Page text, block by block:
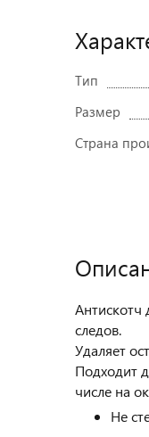
Тип
Размер
Страна
Антискотч
следов.
Удаляет
Подходит
числе на
Не